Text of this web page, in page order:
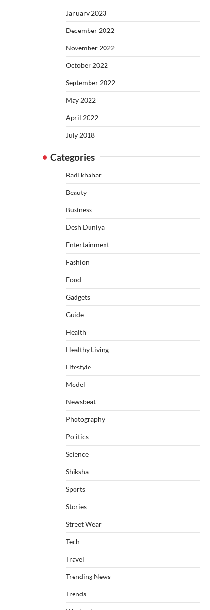
January 2023
December 2022
November 2022
October 2022
September 2022
May 2022
April 2022
July 2018
Categories
Badi khabar
Beauty
Business
Desh Duniya
Entertainment
Fashion
Food
Gadgets
Guide
Health
Healthy Living
Lifestyle
Model
Newsbeat
Photography
Politics
Science
Shiksha
Sports
Stories
Street Wear
Tech
Travel
Trending News
Trends